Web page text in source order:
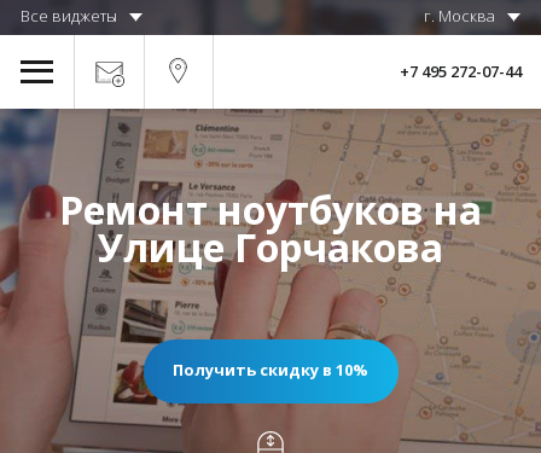
Все виджеты г. Москва
+7 495 272-07-44
Ремонт ноутбуков на
Улице Горчакова
Получить скидку в 10%